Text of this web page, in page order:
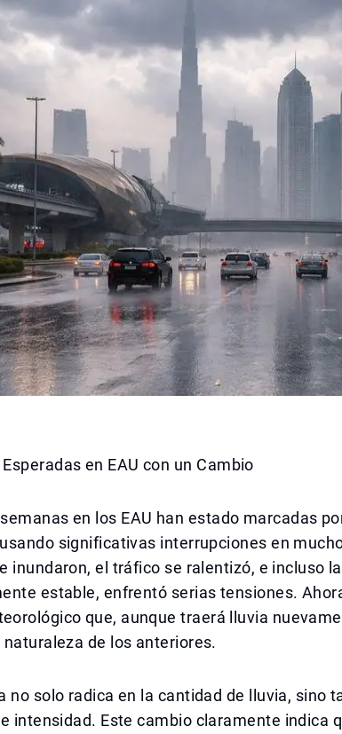
en EAU con un Cambio
en los EAU han estado marcadas
significativas interrupciones en
inundaron, el tráfico se ralentizó, e incluso
estable, enfrentó serias tensiones.
que, aunque traerá lluvia
de los anteriores.
no solo radica en la cantidad de lluvia, sino
intensidad. Este cambio claramente indica